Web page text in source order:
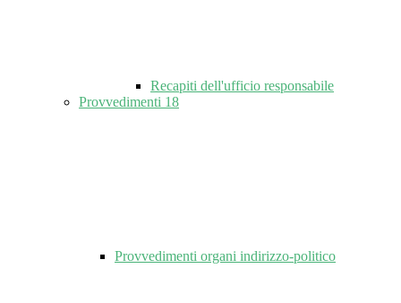
Recapiti dell'ufficio responsabile
Provvedimenti 18
Provvedimenti organi indirizzo-politico